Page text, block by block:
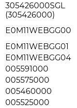
305426000SGL
(305426000)
E0M11WEBGG00
E0M11WEBGG01
E0M11WEBGG04
005591000
005575000
005460000
005525000